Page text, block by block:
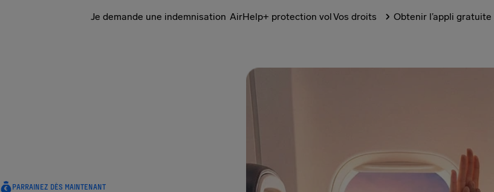
Je demande une indemnisation AirHelp+ protection volVos droits Obtenir l’appli gratuite
PARRAINEZ DÈS MAINTENANT